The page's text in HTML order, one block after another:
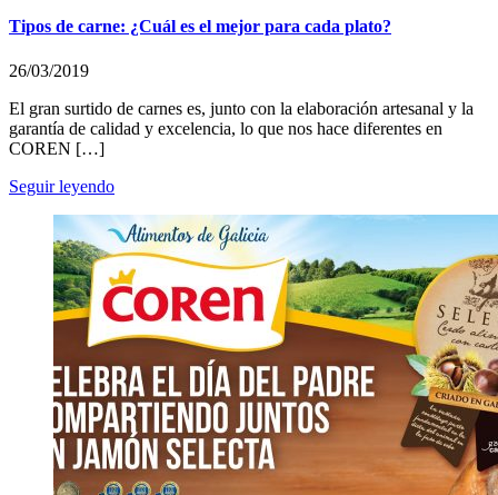
Tipos de carne: ¿Cuál es el mejor para cada plato?
26/03/2019
El gran surtido de carnes es, junto con la elaboración artesanal y la
garantía de calidad y excelencia, lo que nos hace diferentes en
COREN […]
Seguir leyendo